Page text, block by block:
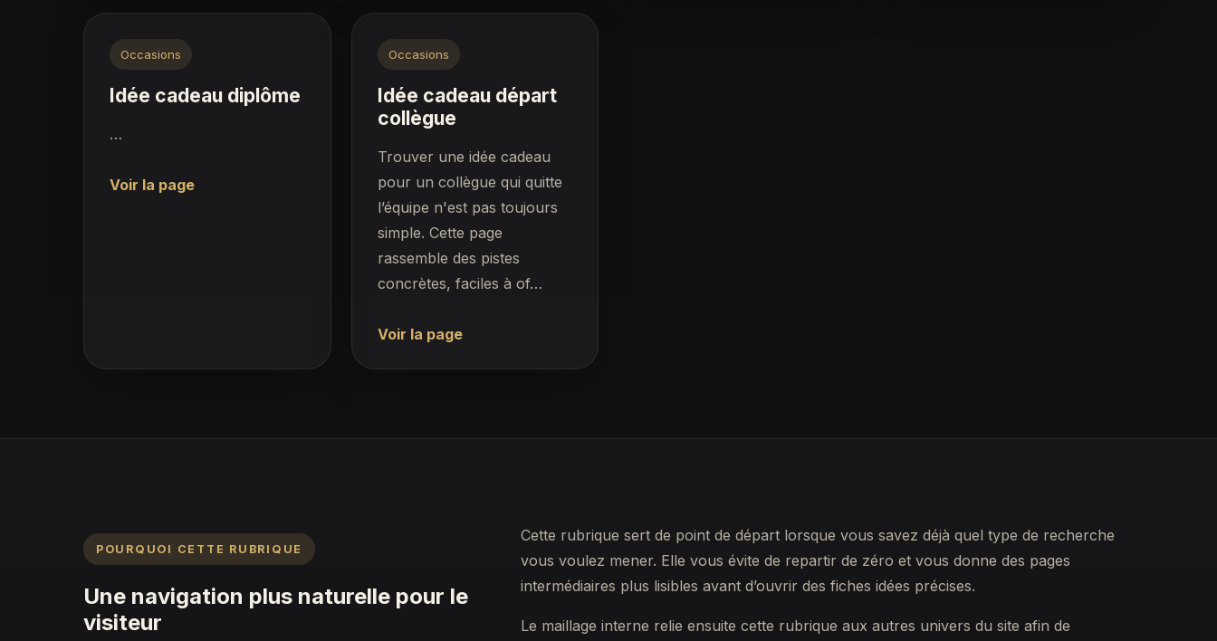
Occasions
Idée cadeau diplôme
…
Voir la page
Occasions
Idée cadeau départ
collègue
Trouver une idée cadeau
pour un collègue qui quitte
l’équipe n'est pas toujours
simple. Cette page
rassemble des pistes
concrètes, faciles à of…
Voir la page
POURQUOI CETTE RUBRIQUE
Une navigation plus naturelle pour le
visiteur
Cette rubrique sert de point de départ lorsque vous savez déjà quel type de recherche
vous voulez mener. Elle vous évite de repartir de zéro et vous donne des pages
intermédiaires plus lisibles avant d’ouvrir des fiches idées précises.
Le maillage interne relie ensuite cette rubrique aux autres univers du site afin de